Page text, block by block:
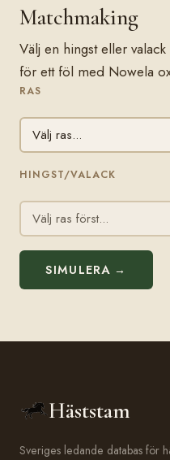
Matchmaking
Välj en hingst eller
för ett föl med Nowela
RAS
HINGST/VALACK
SIMULERA →
Häststam
Sveriges ledande databas för